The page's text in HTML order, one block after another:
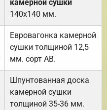
камерной сушки
140х140 мм.
Евровагонка камерной
сушки толщиной 12,5
мм. сорт АВ.
Шпунтованная доска
камерной сушки
толщиной 35-36 мм.